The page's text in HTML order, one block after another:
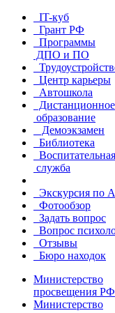
IT-куб
Грант РФ
Программы
ДПО и ПО
Центр карьеры
Автошкола
Дистанционное
образование
Демоэкзамен
Библиотека
Воспитательная
служба
Экскурсия по
Фотообзор
Задать вопрос
Вопрос
Отзывы
Бюро находок
Министерство
просвещения РФ
Министерство